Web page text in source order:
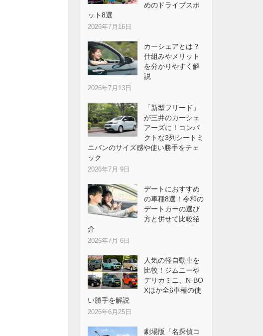
めのドライブスポ
ット8選
2026年7月16日
カーシェアとは？
仕組みやメリット
を分かりやすく解
説
2026年7月13日
「新型フリード」
が三井のカーシェ
アーズに！コンパ
クトな3列シートミ
ニバンのサイズ感や使い勝手をチェ
ック
2026年7月 9日
デートにおすすめ
の車種8選！令和の
デートカーの選び
方と併せて比較紹
介
2026年7月 6日
人気の軽自動車を
比較！ジムニーや
デリカミニ、N-BO
Xほか全6車種の使
い勝手を解説
2026年6月25日
劇場版『名探偵コ